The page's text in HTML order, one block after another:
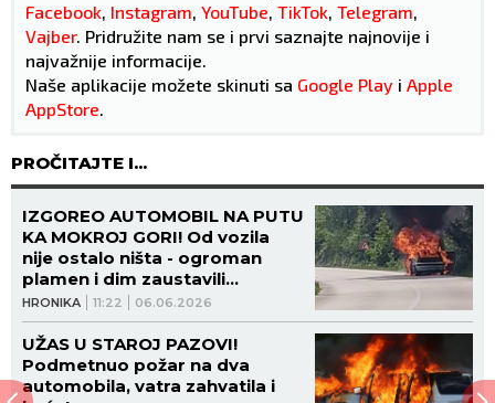
Facebook, Instagram, YouTube, TikTok, Telegram,
Vajber. Pridružite nam se i prvi saznajte najnovije i
najvažnije informacije.
Naše aplikacije možete skinuti sa Google Play i Apple
AppStore.
PROČITAJTE I...
HRONIKA 11:22 06.06.2026
IZGOREO AUTOMOBIL NA PUTU
KA MOKROJ GORI! Od vozila
nije ostalo ništa - ogroman
plamen i dim zaustavili
saobraćaj! (VIDEO)
UŽAS U STAROJ PAZOVI!
Podmetnuo požar na dva
automobila, vatra zahvatila i